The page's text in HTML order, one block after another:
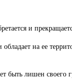
и
на ее
лишен своего